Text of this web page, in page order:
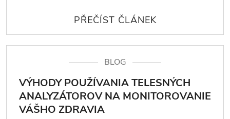
BLOG
VÝHODY POUŽÍVANIA TELESNÝCH
ANALYZÁTOROV NA MONITOROVANIE
VÁŠHO ZDRAVIA